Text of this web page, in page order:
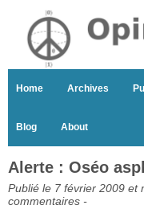
Home Archives
Blog About
Alerte : Oséo
Publié le 7 février 2009 et
commentaires -